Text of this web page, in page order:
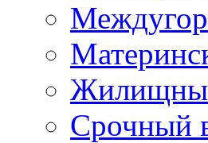
Срочный